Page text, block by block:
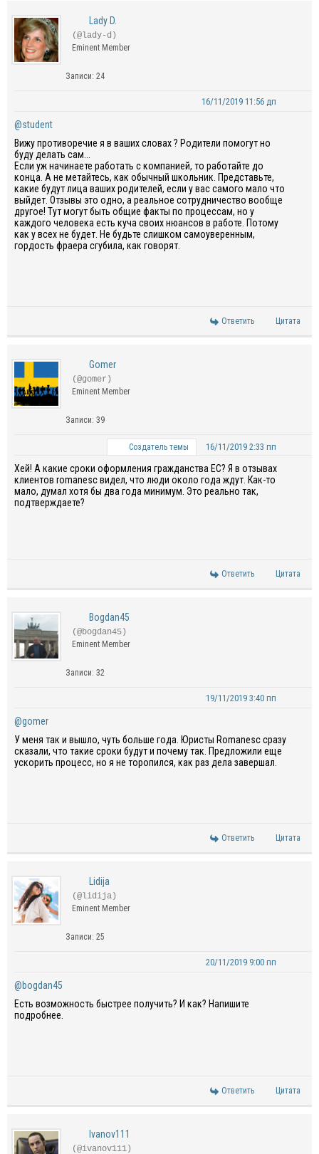
Lady D.
(@lady-d)
Eminent Member
Записи: 24
16/11/2019 11:56 дп
@student
Вижу противоречие я в ваших словах ? Родители помогут но
буду делать сам...
Если уж начинаете работать с компанией, то работайте до
конца. А не метайтесь, как обычный школьник. Представьте,
какие будут лица ваших родителей, если у вас самого мало что
выйдет. Отзывы это одно, а реальное сотрудничество вообще
другое! Тут могут быть общие факты по процессам, но у
каждого человека есть куча своих нюансов в работе. Потому
как у всех не будет. Не будьте слишком самоуверенным,
гордость фраера сгубила, как говорят.
Ответить Цитата
Gomer
(@gomer)
Eminent Member
Записи: 39
Создатель темы 16/11/2019 2:33 пп
Хей! А какие сроки оформления гражданства ЕС? Я в отзывах
клиентов romanesc видел, что люди около года ждут. Как-то
мало, думал хотя бы два года минимум. Это реально так,
подтверждаете?
Ответить Цитата
Bogdan45
(@bogdan45)
Eminent Member
Записи: 32
19/11/2019 3:40 пп
@gomer
У меня так и вышло, чуть больше года. Юристы Romanesc сразу
сказали, что такие сроки будут и почему так. Предложили еще
ускорить процесс, но я не торопился, как раз дела завершал.
Ответить Цитата
Lidija
(@lidija)
Eminent Member
Записи: 25
20/11/2019 9:00 пп
@bogdan45
Есть возможность быстрее получить? И как? Напишите
подробнее.
Ответить Цитата
Ivanov111
(@ivanov111)